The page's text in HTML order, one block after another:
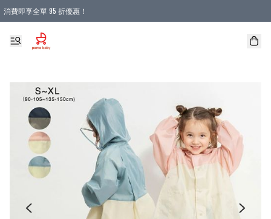
消費即享全單 95 折優惠！
購物滿 HKD 900.00即享免運費優惠！（適用於 本地送貨、本地取貨 )